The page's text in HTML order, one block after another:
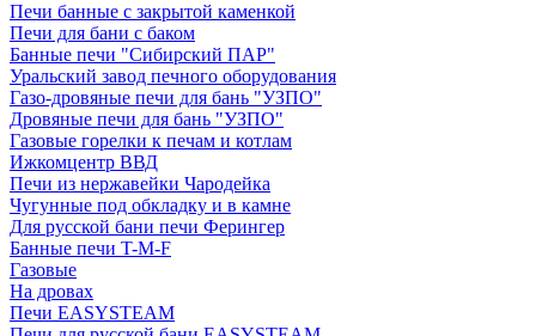
Печи банные с закрытой каменкой
Печи для бани с баком
Банные печи "Сибирский ПАР"
Уральский завод печного оборудования
Газо-дровяные печи для бань "УЗПО"
Дровяные печи для бань "УЗПО"
Газовые горелки к печам и котлам
Ижкомцентр ВВД
Печи из нержавейки Чародейка
Чугунные под обкладку и в камне
Для русской бани печи Ферингер
Банные печи T-M-F
Газовые
На дровах
Печи EASYSTEAM